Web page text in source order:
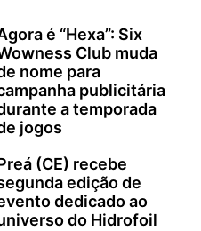
é “Hexa”: Six
Club muda
nome para
publicitária
a temporada
jogos
(CE) recebe
edição de
dedicado ao
do Hidrofoil